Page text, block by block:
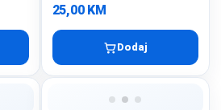
25,00KM
Dodaj